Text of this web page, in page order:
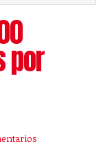
por